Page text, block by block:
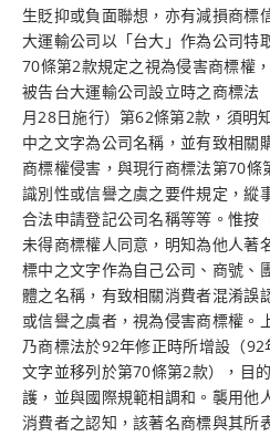
生貶抑或負面聯想，亦有減損商標
大運輸公司以「台大」作為公司特
70條第2款規定之視為侵害商標權
被告台大運輸公司設立時之商標法
月28日施行）第62條第2款，須明
中之文字為公司名稱，並有致相關
商標權侵害，與現行商標法第70條
識別性或信譽之虞之要件規定，縱
合法申請登記公司名稱等等。惟按
未得商標權人同意，明知為他人著
標中之文字作為自己公司、商號、
體之名稱，有致相關消費者混淆誤
或信譽之虞者，視為侵害商標權。
乃商標法於92年修正時所增設（
文字並移列於第70條第2款），目
護，並與國際規範相調和。襲用他
消費者之認知，該著名商標與其所